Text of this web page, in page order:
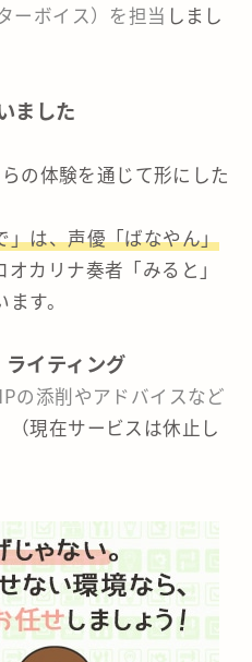
ーボイス）を担当 しまし
ました
の体験を通じて形にした
」は、声優「ばなやん」
オカリナ奏者「みると」
す。
イティング
の添削やアドバイスなど
（現在サービスは休止し